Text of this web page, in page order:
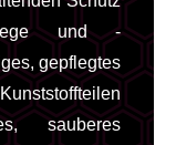
und -
gepflegtes
sauberes